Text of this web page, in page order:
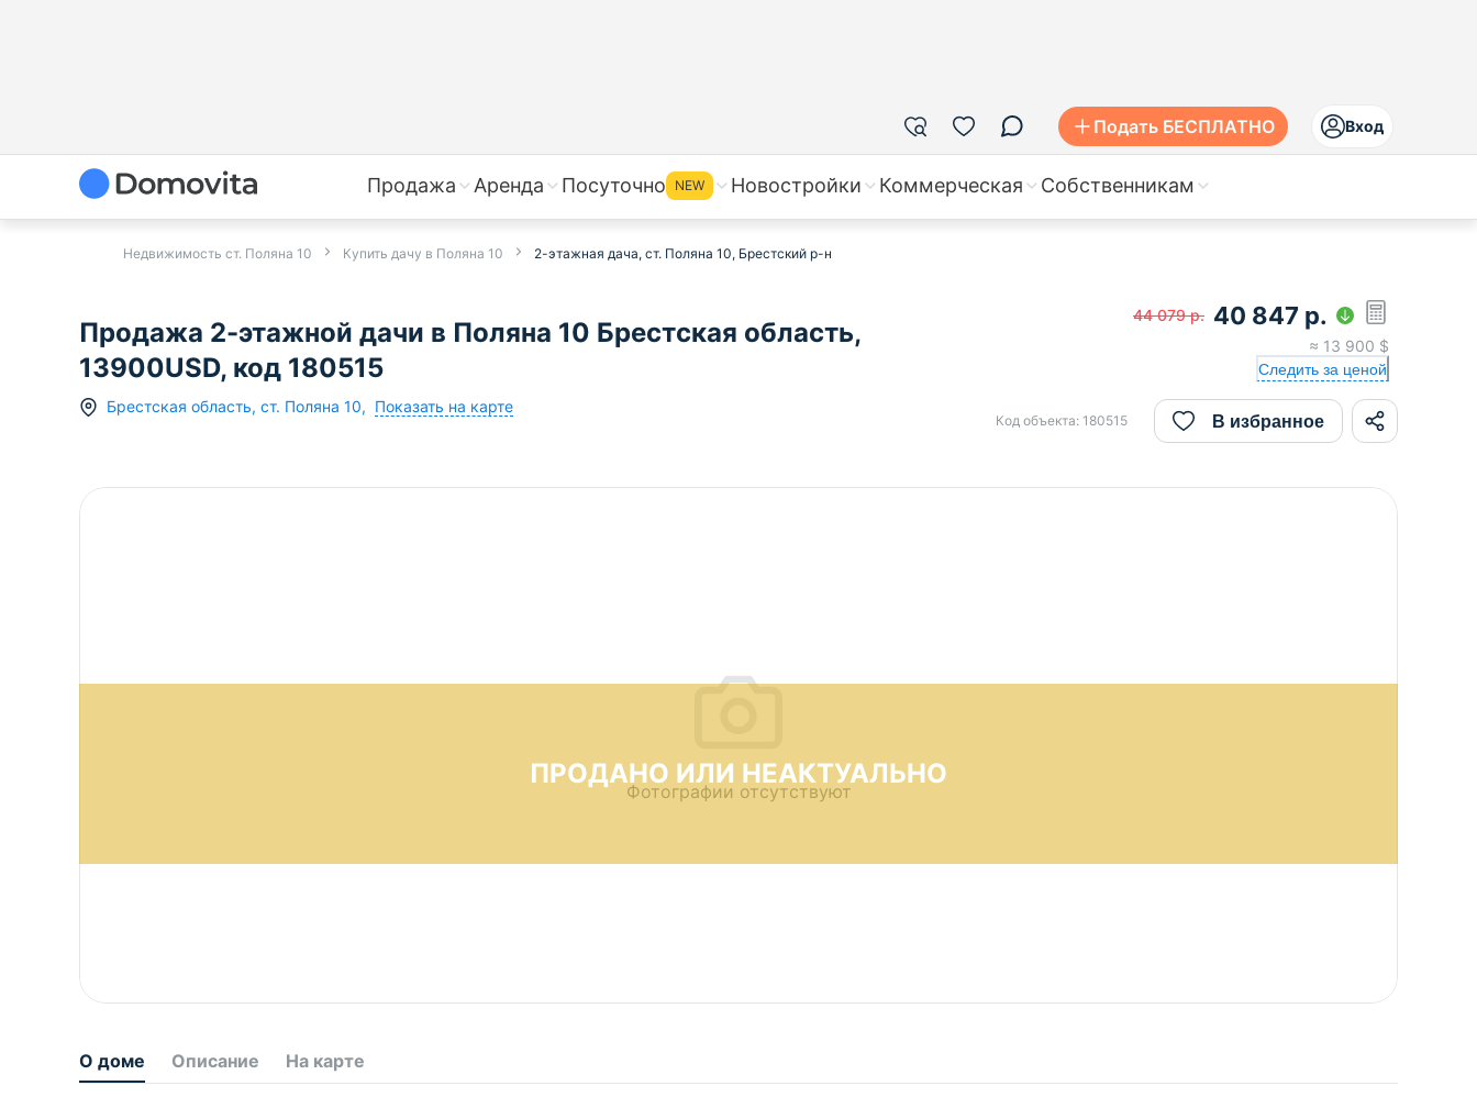
Подать БЕСПЛАТНО Вход
Продажа Аренда Посуточно NEW Новостройки Коммерческая Собственникам
Недвижимость ст. Поляна 10 Купить дачу в Поляна 10 2-этажная дача, ст. Поляна 10, Брестский р-н
Продажа 2-этажной дачи в Поляна 10 Брестская область,
13900USD, код 180515
Брестская область, ст. Поляна 10, Показать на карте
44 079 р. 40 847 р.
≈ 13 900 $
Следить за ценой
Код объекта: 180515 В избранное
ПРОДАНО ИЛИ НЕАКТУАЛЬНО
Фотографии отсутствуют
О доме Описание На карте